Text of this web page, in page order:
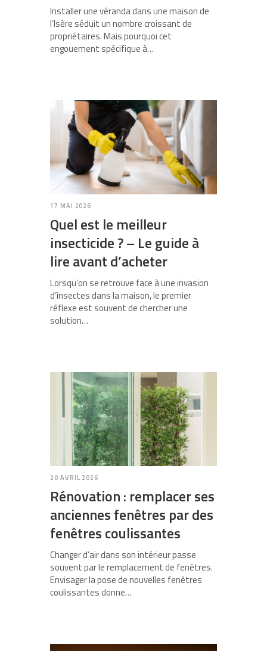
Installer une véranda dans une maison de
l’Isère séduit un nombre croissant de
propriétaires. Mais pourquoi cet
engouement spécifique à…
17 MAI 2026
Quel est le meilleur
insecticide ? – Le guide à
lire avant d’acheter
Lorsqu’on se retrouve face à une invasion
d’insectes dans la maison, le premier
réflexe est souvent de chercher une
solution…
20 AVRIL 2026
Rénovation : remplacer ses
anciennes fenêtres par des
fenêtres coulissantes
Changer d’air dans son intérieur passe
souvent par le remplacement de fenêtres.
Envisager la pose de nouvelles fenêtres
coulissantes donne…